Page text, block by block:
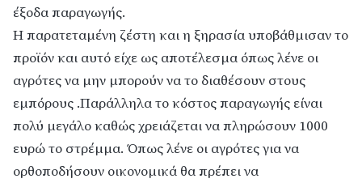
έξοδα παραγωγής.
Η παρατεταμένη ζέστη και η ξηρασία υποβάθμισαν το
προϊόν και αυτό είχε ως αποτέλεσμα όπως λένε οι
αγρότες να μην μπορούν να το διαθέσουν στους
εμπόρους .Παράλληλα το κόστος παραγωγής είναι
πολύ μεγάλο καθώς χρειάζεται να πληρώσουν 1000
ευρώ το στρέμμα. Όπως λένε οι αγρότες για να
ορθοποδήσουν οικονομικά θα πρέπει να